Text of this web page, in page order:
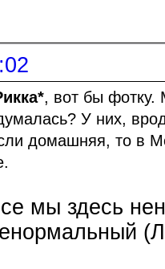
, вот бы фотку.
У них,
домашняя, то в
мы здесь